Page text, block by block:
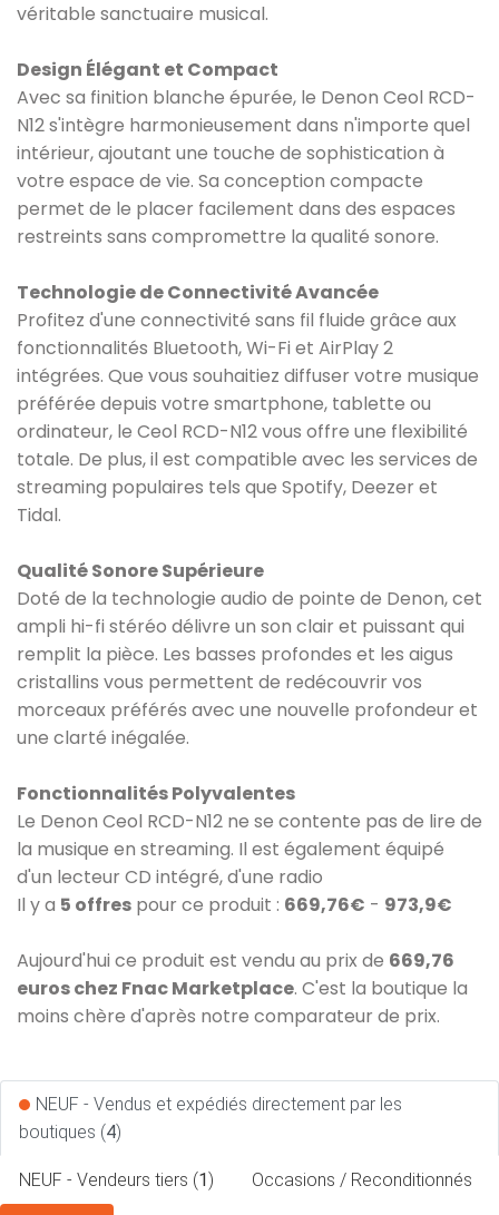
véritable sanctuaire musical.
Design Élégant et Compact
Avec sa finition blanche épurée, le Denon Ceol RCD-
N12 s'intègre harmonieusement dans n'importe quel
intérieur, ajoutant une touche de sophistication à
votre espace de vie. Sa conception compacte
permet de le placer facilement dans des espaces
restreints sans compromettre la qualité sonore.
Technologie de Connectivité Avancée
Profitez d'une connectivité sans fil fluide grâce aux
fonctionnalités Bluetooth, Wi-Fi et AirPlay 2
intégrées. Que vous souhaitiez diffuser votre musique
préférée depuis votre smartphone, tablette ou
ordinateur, le Ceol RCD-N12 vous offre une flexibilité
totale. De plus, il est compatible avec les services de
streaming populaires tels que Spotify, Deezer et
Tidal.
Qualité Sonore Supérieure
Doté de la technologie audio de pointe de Denon, cet
ampli hi-fi stéréo délivre un son clair et puissant qui
remplit la pièce. Les basses profondes et les aigus
cristallins vous permettent de redécouvrir vos
morceaux préférés avec une nouvelle profondeur et
une clarté inégalée.
Fonctionnalités Polyvalentes
Le Denon Ceol RCD-N12 ne se contente pas de lire de
la musique en streaming. Il est également équipé
d'un lecteur CD intégré, d'une radio
Il y a 5 offres pour ce produit : 669,76€ - 973,9€
Aujourd'hui ce produit est vendu au prix de 669,76
euros chez Fnac Marketplace. C'est la boutique la
moins chère d'après notre comparateur de prix.
NEUF - Vendus et expédiés directement par les
boutiques (4)
NEUF - Vendeurs tiers (1) Occasions / Reconditionnés